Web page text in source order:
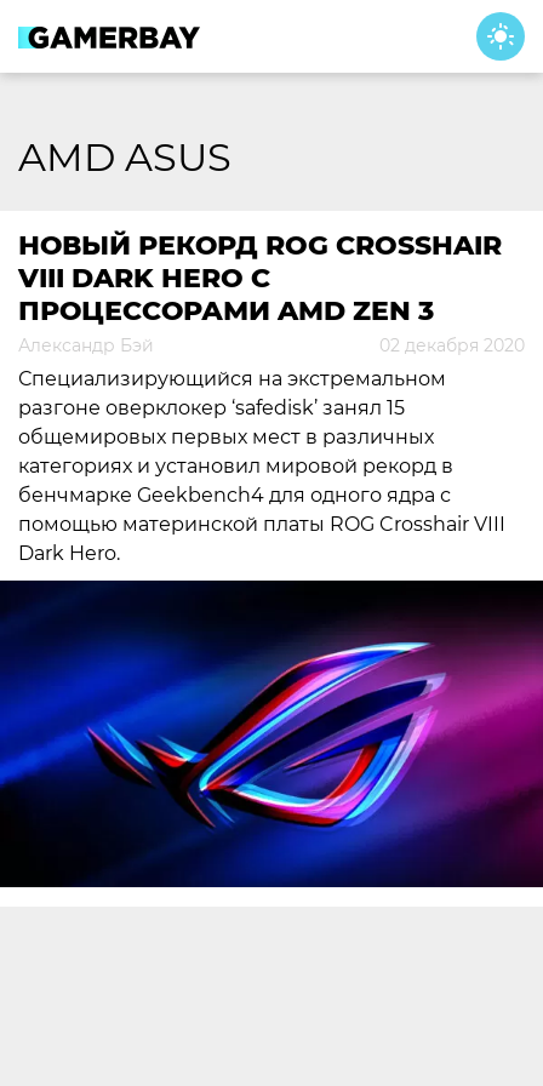
content
AMD ASUS
НОВЫЙ РЕКОРД ROG CROSSHAIR
VIII DARK HERO С
ПРОЦЕССОРАМИ AMD ZEN 3
Александр Бэй 02 декабря 2020
Специализирующийся на экстремальном
разгоне оверклокер ‘safedisk’ занял 15
общемировых первых мест в различных
категориях и установил мировой рекорд в
бенчмарке Geekbench4 для одного ядра с
помощью материнской платы ROG Crosshair VIII
Dark Hero.